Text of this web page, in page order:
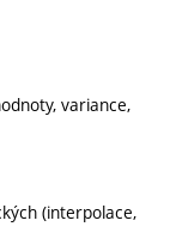
variance,
(interpolace,